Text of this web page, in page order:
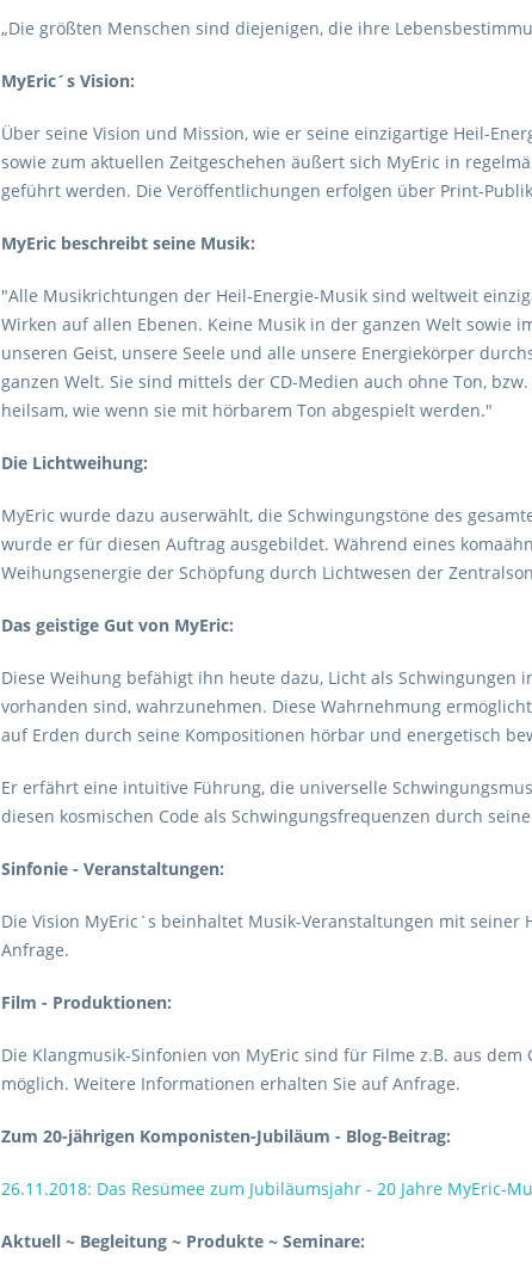
„Die größten Menschen sind diejenigen, die ihre
MyEric´s Vision:
Über seine Vision und Mission, wie er seine einzigartige Heil-
sowie zum aktuellen Zeitgeschehen äußert sich MyEric in
geführt werden. Die Veröffentlichungen erfolgen über Print-
MyEric beschreibt seine Musik:
"Alle Musikrichtungen der Heil-Energie-Musik sind weltweit
Wirken auf allen Ebenen. Keine Musik in der ganzen Welt sowie
unseren Geist, unsere Seele und alle unsere Energiekörper
ganzen Welt. Sie sind mittels der CD-Medien auch ohne Ton,
heilsam, wie wenn sie mit hörbarem Ton abgespielt werden."
Die Lichtweihung:
MyEric wurde dazu auserwählt, die Schwingungstöne des
wurde er für diesen Auftrag ausgebildet. Während eines
Weihungsenergie der Schöpfung durch Lichtwesen der
Das geistige Gut von MyEric:
Diese Weihung befähigt ihn heute dazu, Licht als
vorhanden sind, wahrzunehmen. Diese Wahrnehmung
auf Erden durch seine Kompositionen hörbar und energetisch
Er erfährt eine intuitive Führung, die universelle
diesen kosmischen Code als Schwingungsfrequenzen durch
Sinfonie - Veranstaltungen:
Die Vision MyEric´s beinhaltet Musik-Veranstaltungen mit
Anfrage.
Film - Produktionen:
Die Klangmusik-Sinfonien von MyEric sind für Filme z.B. aus
möglich. Weitere Informationen erhalten Sie auf Anfrage.
Zum 20-jährigen Komponisten-Jubiläum - Blog-Beitrag:
26.11.2018: Das Resümee zum Jubiläumsjahr - 20 Jahre MyEric-
Aktuell ~ Begleitung ~ Produkte ~ Seminare: